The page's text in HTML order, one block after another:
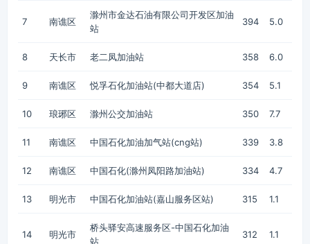
7 南谯区
滁州市金达石油有限公司开发区加油
站
394 5.0
8 天长市 老二凤加油站 358 6.0
9 南谯区 悦孚石化加油站(中都大道店) 354 5.1
10 琅琊区 滁州公交加油站 350 7.7
11 南谯区 中国石化加油加气站(cng站) 339 3.8
12 南谯区 中国石化(滁州凤阳路加油站) 334 4.7
13 明光市 中国石化加油站(嘉山服务区站) 315 1.1
14 明光市
桥头驿安高速服务区-中国石化加油
站
312 1.1